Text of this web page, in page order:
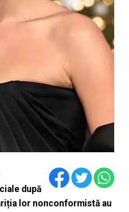
după
lor nonconformistă au